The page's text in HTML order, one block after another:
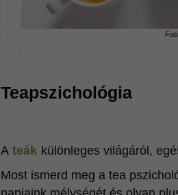
Teapszichológia
A teák különleges világáról,
Most ismerd meg a tea